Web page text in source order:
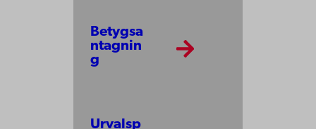
Betygsa
ntagnin
g
Urvalsp